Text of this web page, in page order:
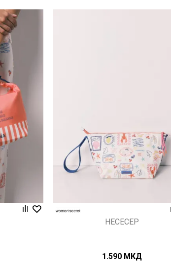
НЕСЕСЕР
1.590 МКД